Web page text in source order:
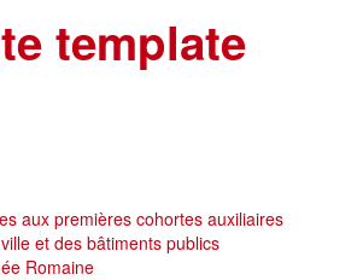
aux premières cohortes auxiliaires
et des bâtiments publics
Romaine